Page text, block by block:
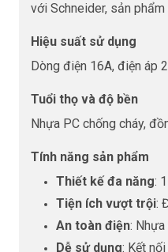
với Schneider, sản
Hiệu suất sử dụng
Dòng điện 16A, điện áp
Tuổi thọ và độ bền
Nhựa PC chống cháy,
Tính năng sản phẩm
Thiết kế đa năng:
Tiện ích vượt trội:
An toàn điện: Nhựa
Dễ sử dụng: Kết